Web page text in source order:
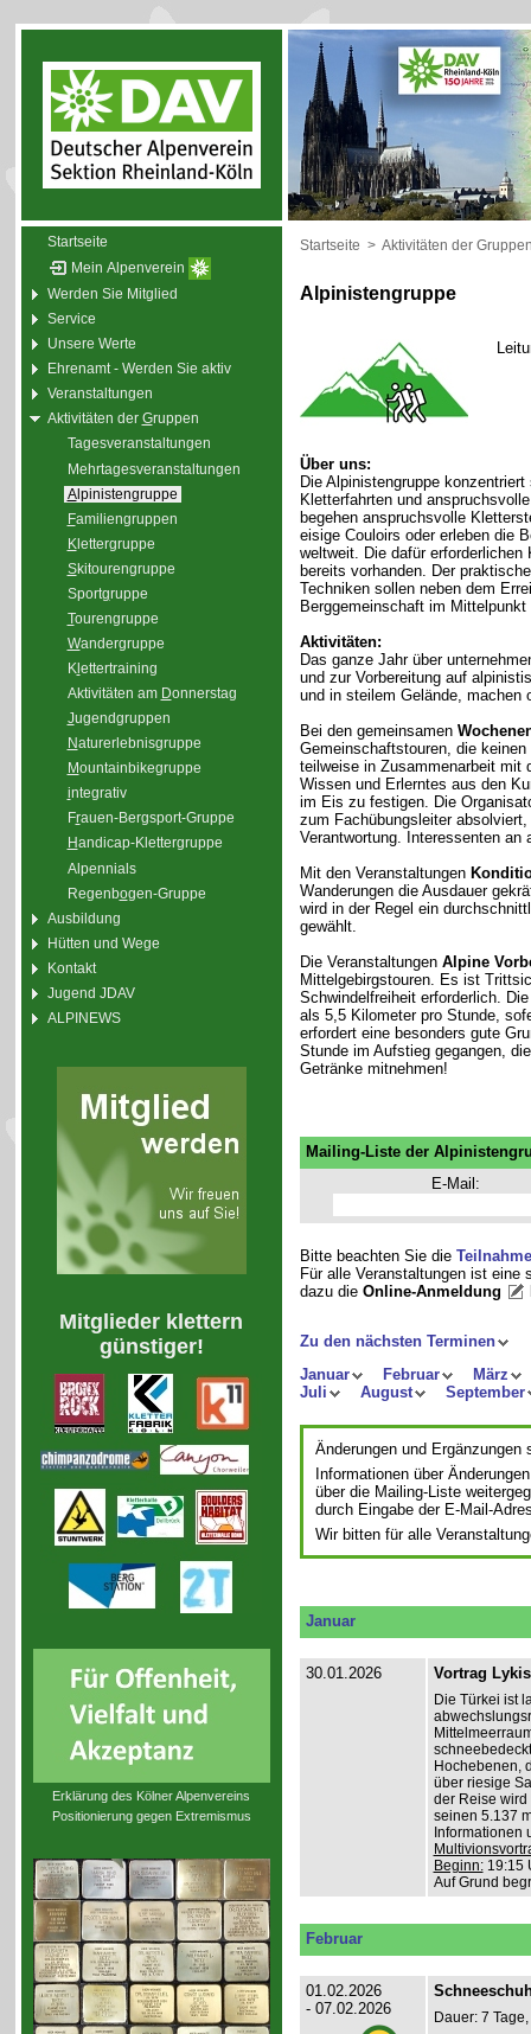
Startseite
Mein Alpenverein
Werden Sie Mitglied
Service
Unsere Werte
Ehrenamt - Werden Sie aktiv
Veranstaltungen
Aktivitäten der Gruppen
Tagesveranstaltungen
Mehrtagesveranstaltungen
Alpinistengruppe
Familiengruppen
Klettergruppe
Skitourengruppe
Sportgruppe
Tourengruppe
Wandergruppe
Kl ettertraining
Aktivitäten am Donnerstag
Jugendgruppen
Naturerlebnisgruppe
Mountainbikegruppe
integrativ
Frauen-Bergsport-Gruppe
Handicap-Klettergruppe
Alpennials
Regenbogen-Gruppe
Ausbildung
Hütten und Wege
Kontakt
Jugend JDAV
ALPINEWS
Mitglieder klettern
günstiger!
Erklärung des Kölner Alpenvereins
Positionierung gegen Extremismus
Startseite > Aktivitäten der
Alpinistengruppe
Über uns:
Die Alpinistengruppe
Kletterfahrten und
begehen anspruchsvolle
eisige Couloirs oder erleben die
weltweit. Die dafür erforderlichen
bereits vorhanden. Der
Techniken sollen neben dem
Berggemeinschaft im Mittelpunkt
Aktivitäten:
Das ganze Jahr über
und zur Vorbereitung auf
und in steilem Gelände, machen
Bei den gemeinsamen
Gemeinschaftstouren, die keinen
teilweise in Zusammenarbeit mit
Wissen und Erlerntes aus den
im Eis zu festigen. Die
zum Fachübungsleiter
Verantwortung. Interessenten an
Mit den Veranstaltungen
Wanderungen die Ausdauer
wird in der Regel ein
gewählt.
Die Veranstaltungen Alpine
Mittelgebirgstouren. Es ist
Schwindelfreiheit erforderlich.
als 5,5 Kilometer pro Stunde,
erfordert eine besonders gute
Stunde im Aufstieg gegangen,
Getränke mitnehmen!
Mailing-Liste der
E-Mail:
Bitte beachten Sie die
Für alle Veranstaltungen ist
dazu die Online-Anmeldung
Zu den nächsten Terminen
Januar
Februar
März
Juli
August September
Änderungen und Ergänzungen
Informationen über
über die Mailing-Liste
durch Eingabe der E-Mail-
Wir bitten für alle
Januar
30.01.2026 Vortrag
Die Türkei ist
Hochebenen,
über riesige
der Reise wird
seinen 5.137
Informationen
Beginn:19:15
Auf Grund
Februar
01.02.2026
- 07.02.2026
Dauer: 7